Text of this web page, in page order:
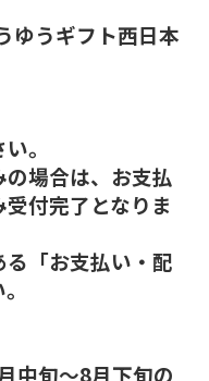
うギフト西日本
。
場合は、お支払
付完了となりま
「お支払い・配
中旬～8月下旬の